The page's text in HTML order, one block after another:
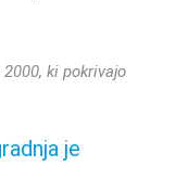
ki pokrivajo
je